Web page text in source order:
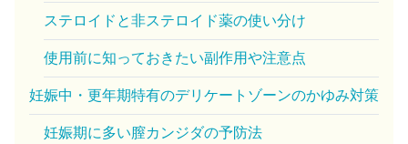
ステロイドと非ステロイド薬の使い分け
使用前に知っておきたい副作用や注意点
妊娠中・更年期特有のデリケートゾーンのかゆみ対策
妊娠期に多い膣カンジダの予防法